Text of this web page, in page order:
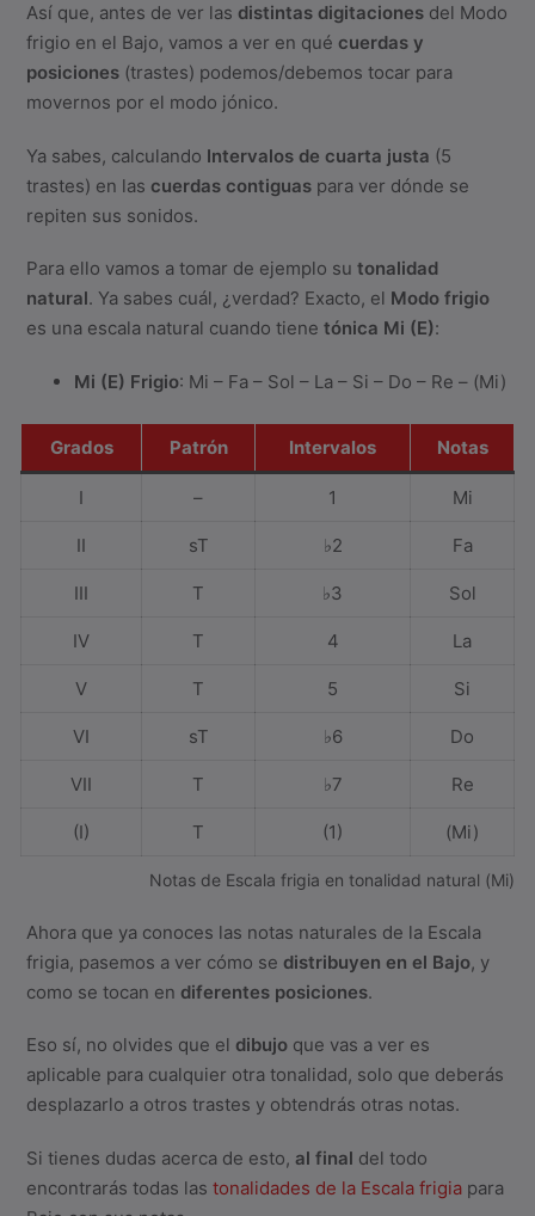
Así que, antes de ver las distintas digitaciones del Modo
frigio en el Bajo, vamos a ver en qué cuerdas y
posiciones (trastes) podemos/debemos tocar para
movernos por el modo jónico.
Ya sabes, calculando Intervalos de cuarta justa (5
trastes) en las cuerdas contiguas para ver dónde se
repiten sus sonidos.
Para ello vamos a tomar de ejemplo su tonalidad
natural. Ya sabes cuál, ¿verdad? Exacto, el Modo frigio
es una escala natural cuando tiene tónica Mi (E):
Mi (E) Frigio: Mi – Fa – Sol – La – Si – Do – Re – (Mi)
Grados Patrón Intervalos Notas
I – 1 Mi
II sT ♭2 Fa
III T ♭3 Sol
IV T 4 La
V T 5 Si
VI sT ♭6 Do
VII T ♭7 Re
(I) T (1) (Mi)
Notas de Escala frigia en tonalidad natural (Mi)
Ahora que ya conoces las notas naturales de la Escala
frigia, pasemos a ver cómo se distribuyen en el Bajo, y
como se tocan en diferentes posiciones.
Eso sí, no olvides que el dibujo que vas a ver es
aplicable para cualquier otra tonalidad, solo que deberás
desplazarlo a otros trastes y obtendrás otras notas.
Si tienes dudas acerca de esto, al final del todo
encontrarás todas las tonalidades de la Escala frigia para